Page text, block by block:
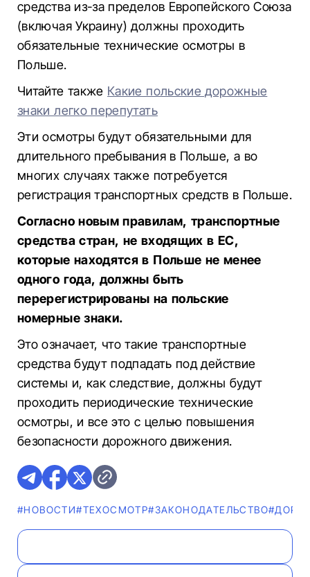
средства из-за пределов Европейского Союза
(включая Украину) должны проходить
обязательные технические осмотры в
Польше.
Читайте также Какие польские дорожные
знаки легко перепутать
Эти осмотры будут обязательными для
длительного пребывания в Польше, а во
многих случаях также потребуется
регистрация транспортных средств в Польше.
Согласно новым правилам, транспортные
средства стран, не входящих в ЕС,
которые находятся в Польше не менее
одного года, должны быть
перерегистрированы на польские
номерные знаки.
Это означает, что такие транспортные
средства будут подпадать под действие
системы и, как следствие, должны будут
проходить периодические технические
осмотры, и все это с целью повышения
безопасности дорожного движения.
#НОВОСТИ#ТЕХОСМОТР#ЗАКОНОДАТЕЛЬСТВО